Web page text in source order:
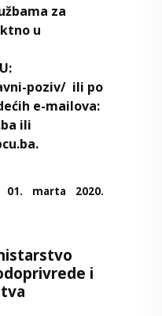
za
u
poziv/ ili po
e-mailova:
ili
.
01. marta 2020.
i